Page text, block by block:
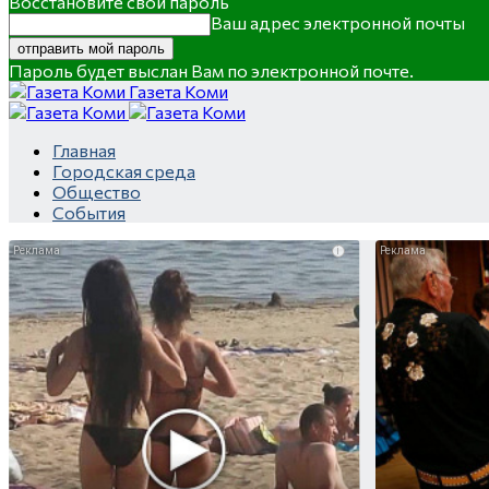
Ваш адрес электронной почты
Пароль будет выслан Вам по электронной почте.
Газета Коми
Главная
Городская среда
Общество
События
i